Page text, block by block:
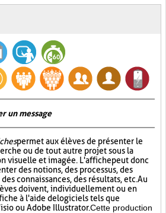
un message
permet aux élèves de présenter le
ou de tout autre projet sous la
visuelle et imagée. L'affichepeut donc
des notions, des processus, des
connaissances, des résultats, etc. Au
doivent, individuellement ou en
à l'aide de logiciels tels que
ou Adobe Illustrator.Cette production